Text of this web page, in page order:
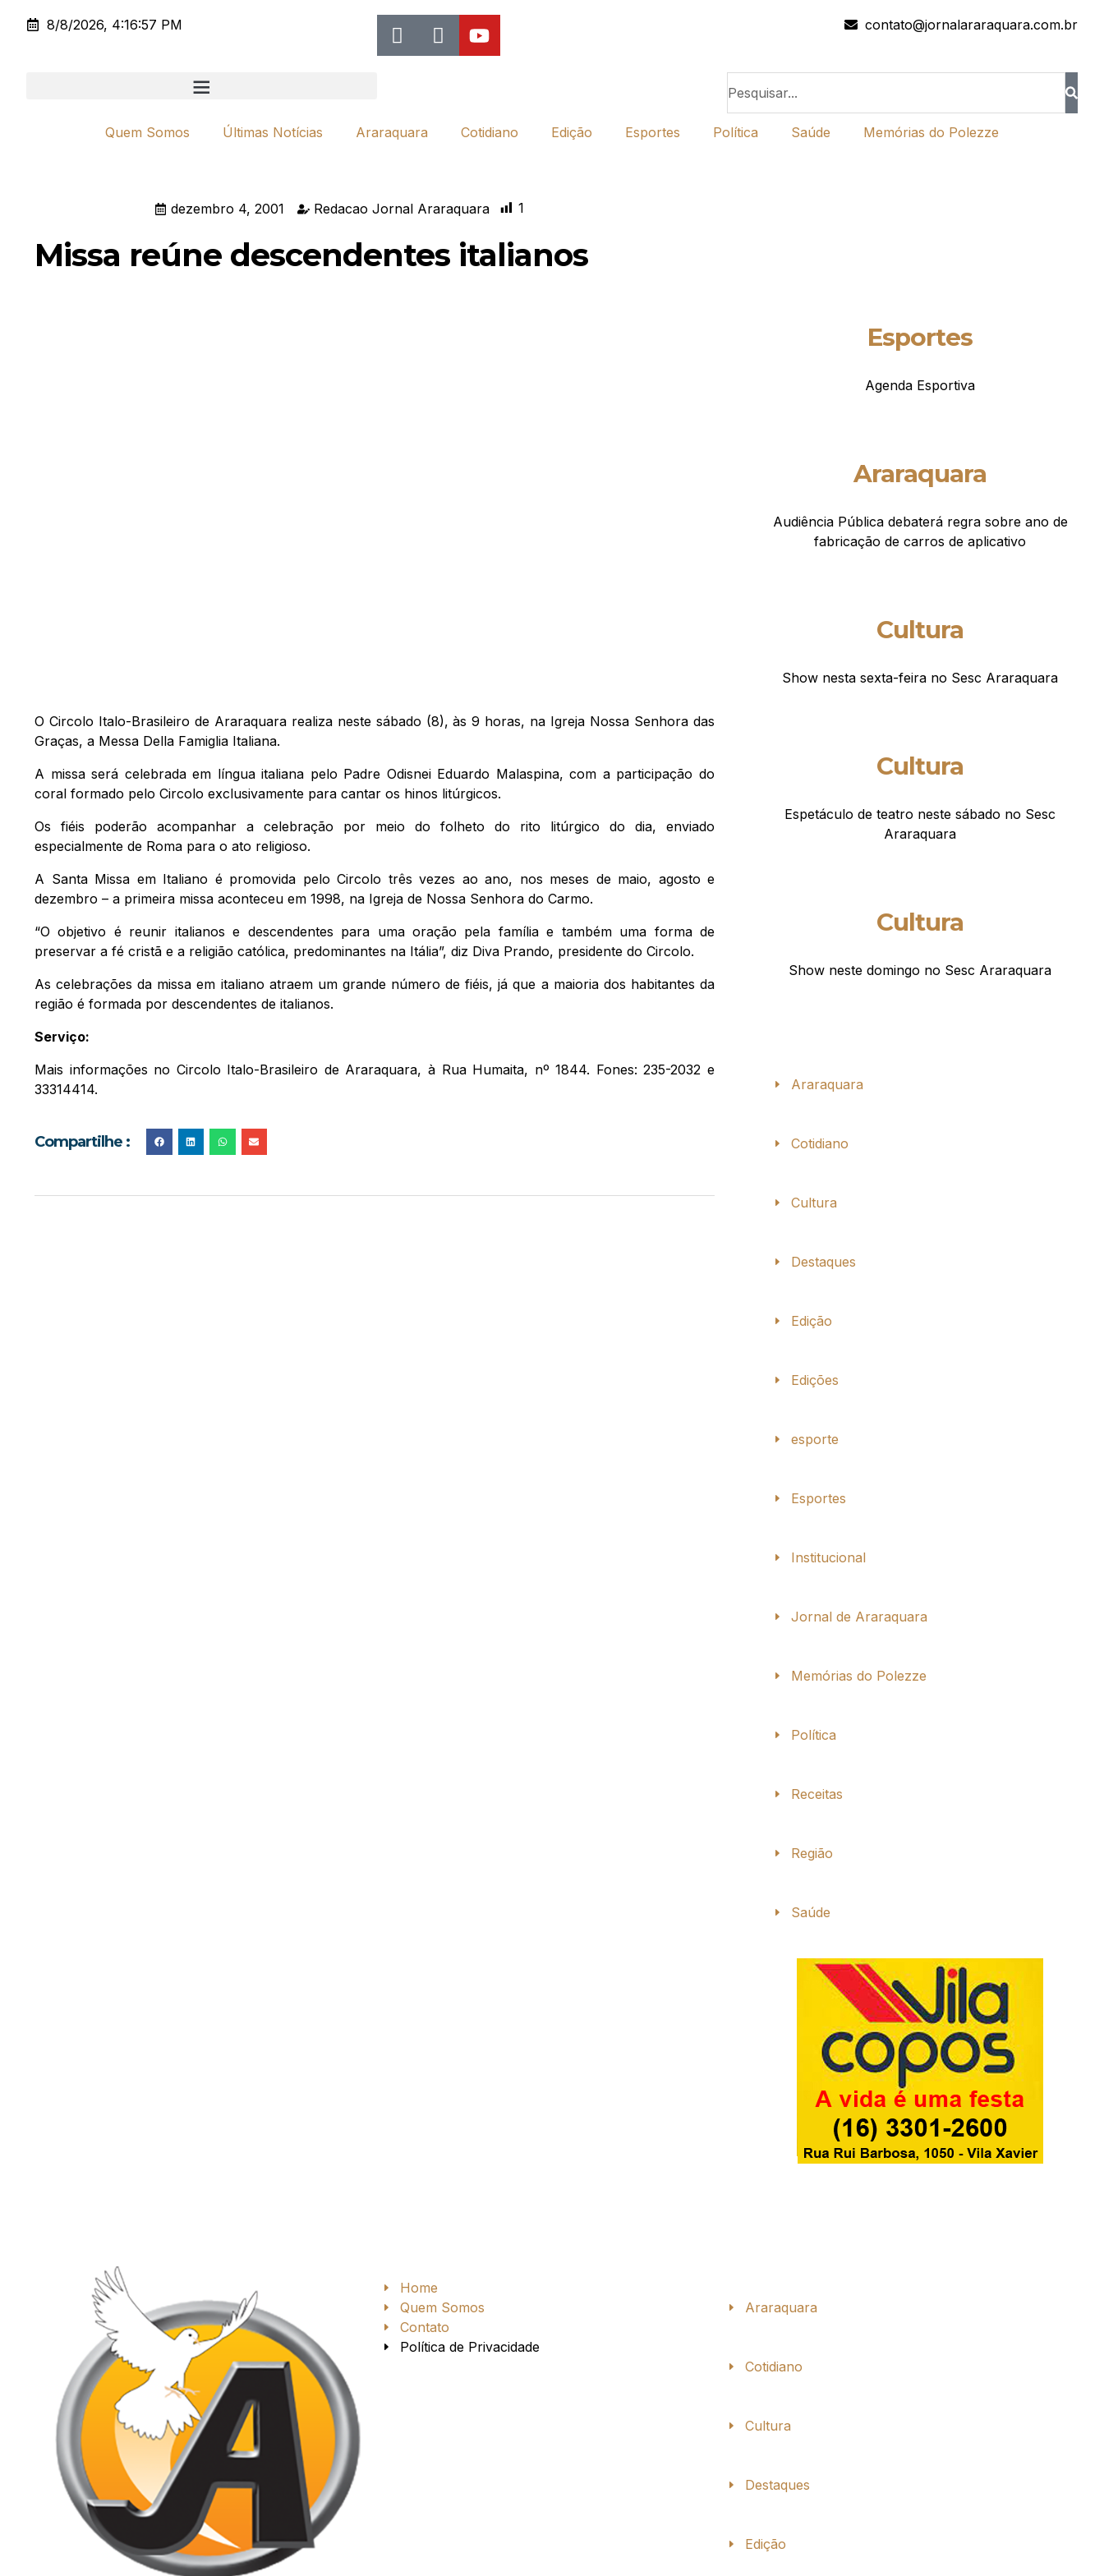
8/8/2026, 4:16:57 PM contato@jornalararaquara.com.br
Quem Somos Últimas Notícias Araraquara Cotidiano Edição Esportes Política Saúde Memórias do Polezze
dezembro 4, 2001 Redacao Jornal Araraquara 1
Missa reúne descendentes italianos
O Circolo Italo-Brasileiro de Araraquara realiza neste sábado (8), às 9 horas, na Igreja Nossa Senhora das
Graças, a Messa Della Famiglia Italiana.
A missa será celebrada em língua italiana pelo Padre Odisnei Eduardo Malaspina, com a participação do
coral formado pelo Circolo exclusivamente para cantar os hinos litúrgicos.
Os fiéis poderão acompanhar a celebração por meio do folheto do rito litúrgico do dia, enviado
especialmente de Roma para o ato religioso.
A Santa Missa em Italiano é promovida pelo Circolo três vezes ao ano, nos meses de maio, agosto e
dezembro – a primeira missa aconteceu em 1998, na Igreja de Nossa Senhora do Carmo.
“O objetivo é reunir italianos e descendentes para uma oração pela família e também uma forma de
preservar a fé cristã e a religião católica, predominantes na Itália”, diz Diva Prando, presidente do Circolo.
As celebrações da missa em italiano atraem um grande número de fiéis, já que a maioria dos habitantes da
região é formada por descendentes de italianos.
Serviço:
Mais informações no Circolo Italo-Brasileiro de Araraquara, à Rua Humaita, nº 1844. Fones: 235-2032 e
33314414.
Compartilhe :
Esportes
Agenda Esportiva
Araraquara
Audiência Pública debaterá regra sobre ano de
fabricação de carros de aplicativo
Cultura
Show nesta sexta-feira no Sesc Araraquara
Cultura
Espetáculo de teatro neste sábado no Sesc
Araraquara
Cultura
Show neste domingo no Sesc Araraquara
Araraquara
Cotidiano
Cultura
Destaques
Edição
Edições
esporte
Esportes
Institucional
Jornal de Araraquara
Memórias do Polezze
Política
Receitas
Região
Saúde
Home
Quem Somos
Contato
Política de Privacidade
Araraquara
Cotidiano
Cultura
Destaques
Edição